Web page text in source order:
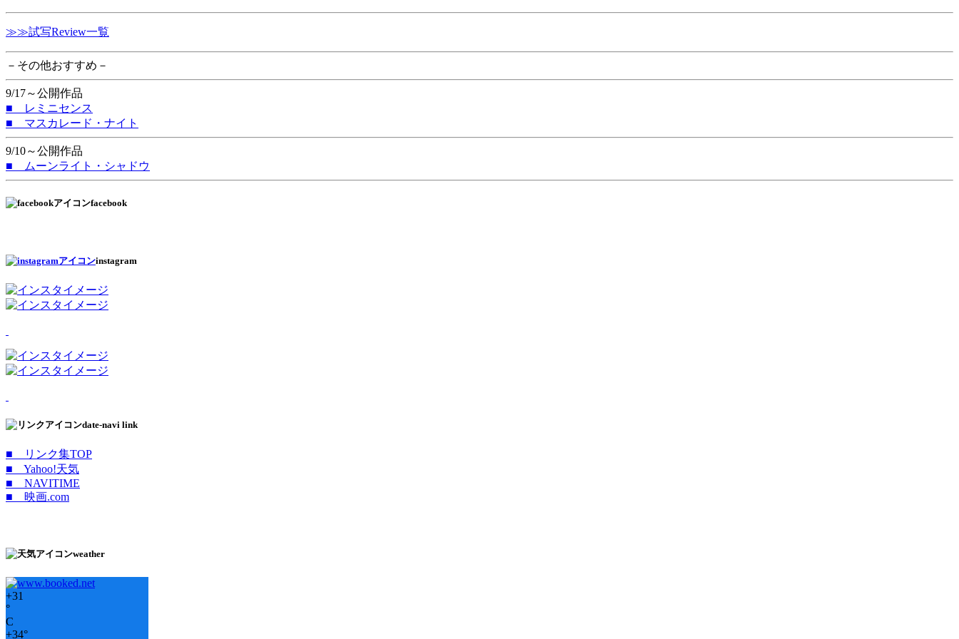
≫≫試写Review一覧
－その他おすすめ－
9/17～公開作品
■ レミニセンス
■ マスカレード・ナイト
9/10～公開作品
■ ムーンライト・シャドウ
facebook
instagram
date-navi link
■ リンク集TOP
■ Yahoo!天気
■ NAVITIME
■ 映画.com
weather
+31
°
C
+34°